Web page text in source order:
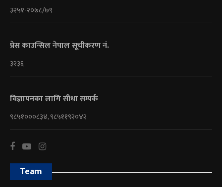
३२५१-२०७८/७९
प्रेस काउन्सिल नेपाल सूचीकरण नं.
३२३६
विज्ञापनका लागि सीधा सम्पर्क
९८५१०००८३४, ९८५११९२०४२
Team